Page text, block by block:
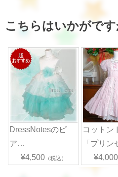
こちらはいかがです
DressNotesのピ
ア…
¥4,500（税込）
コットン
「プリ
¥4,000